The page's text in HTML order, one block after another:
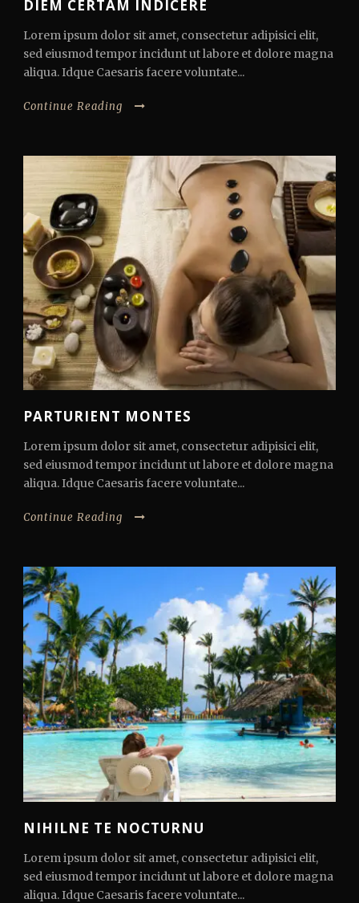
DIEM CERTAM INDICERE
Lorem ipsum dolor sit amet, consectetur adipisici elit,
sed eiusmod tempor incidunt ut labore et dolore magna
aliqua. Idque Caesaris facere voluntate...
Continue Reading
PARTURIENT MONTES
Lorem ipsum dolor sit amet, consectetur adipisici elit,
sed eiusmod tempor incidunt ut labore et dolore magna
aliqua. Idque Caesaris facere voluntate...
Continue Reading
NIHILNE TE NOCTURNU
Lorem ipsum dolor sit amet, consectetur adipisici elit,
sed eiusmod tempor incidunt ut labore et dolore magna
aliqua. Idque Caesaris facere voluntate...